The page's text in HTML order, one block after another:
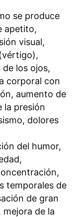
se produce
apetito,
visual,
los ojos,
corporal con
aumento de
la presión
dolores
del humor,
temporales de
de gran
de la